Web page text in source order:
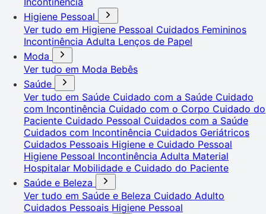
Higiene Pessoal
Ver tudo em Higiene Pessoal Cuidados Femininos
Incontinência Adulta Lenços de Papel
Moda
Ver tudo em Moda Bebês
Saúde
Ver tudo em Saúde Cuidado com a Saúde Cuidado
com Incontinência Cuidado com o Corpo Cuidado do
Paciente Cuidado Pessoal Cuidados com a Saúde
Cuidados com Incontinência Cuidados Geriátricos
Cuidados Pessoais Higiene e Cuidado Pessoal
Higiene Pessoal Incontinência Adulta Material
Hospitalar Mobilidade e Cuidado do Paciente
Saúde e Beleza
Ver tudo em Saúde e Beleza Cuidado Adulto
Cuidados Pessoais Higiene Pessoal